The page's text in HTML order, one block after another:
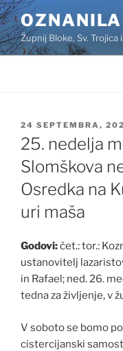
Skoči
na
vsebino
OZNANILA
Župnij Bloke, Sv. Trojica
OBJAVLJENO
DNE
24 SEPTEMBRA,
25. nedelja
Slomškova
Osredka na
uri maša
Godovi:čet.: tor.:
ustanovitelj
in Rafael; ned. 26.
tedna za življenje, v
V soboto se bomo
cistercijanski